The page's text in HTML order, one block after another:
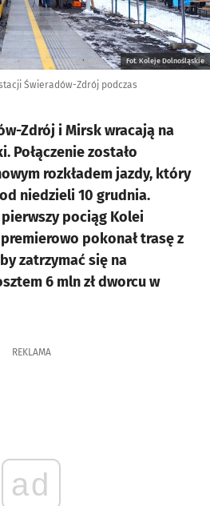
Fot. Koleje Dolnośląskie
Świeradów-Zdrój podczas
Zdrój i Mirsk wracają na
Połączenie zostało
rozkładem jazdy, który
niedzieli 10 grudnia.
pociąg Kolei
pokonał trasę z
zatrzymać się na
6 mln zł dworcu w
REKLAMA
ad